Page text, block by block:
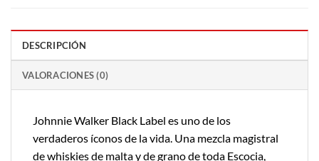
DESCRIPCIÓN
VALORACIONES (0)
Johnnie Walker Black Label es uno de los
verdaderos íconos de la vida. Una mezcla magistral
de whiskies de malta y de grano de toda Escocia,